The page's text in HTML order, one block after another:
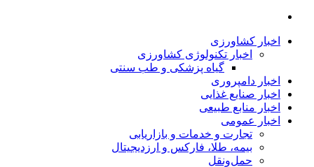
اخبار کشاورزی
اخبار تکنولوژی کشاورزی
گیاه پزشکی و طب سنتی
اخبار دامپروری
اخبار صنایع غذایی
اخبار منابع طبیعی
اخبار عمومی
تجارت و خدمات و بازاریابی
بیمه، طلا، فارکس و ارزدیجیتال
حمل‌و‌نقل